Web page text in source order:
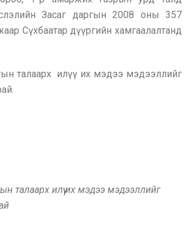
Засаг даргын 2008 оны 357
Сүхбаатар дүүргийн хамгаалалтанд
талаарх илүү их мэдээ мэдээллийг
талаарх илүү их мэдээ мэдээллийг